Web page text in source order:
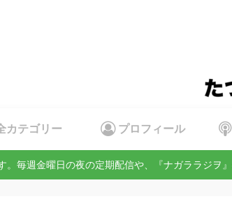
カテゴリー プロフィール
。毎週金曜日の夜の定期配信や、『ナガララジヲ